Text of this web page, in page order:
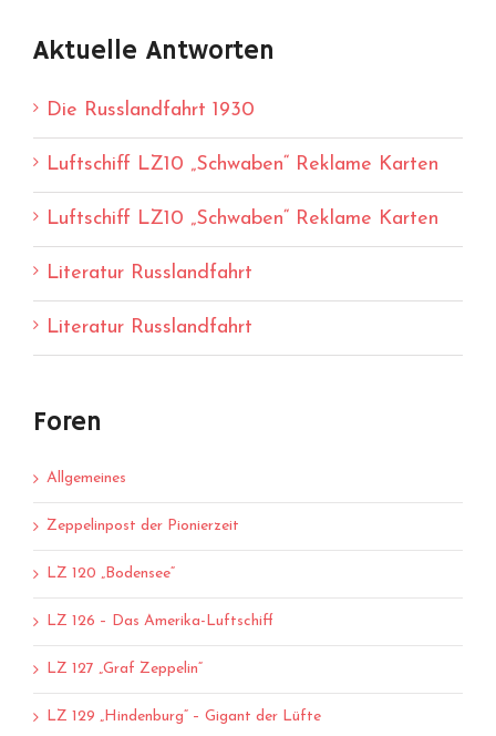
Aktuelle Antworten
Die Russlandfahrt 1930
Luftschiff LZ10 „Schwaben“ Reklame Karten
Luftschiff LZ10 „Schwaben“ Reklame Karten
Literatur Russlandfahrt
Literatur Russlandfahrt
Foren
Allgemeines
Zeppelinpost der Pionierzeit
LZ 120 „Bodensee“
LZ 126 – Das Amerika-Luftschiff
LZ 127 „Graf Zeppelin“
LZ 129 „Hindenburg“ – Gigant der Lüfte